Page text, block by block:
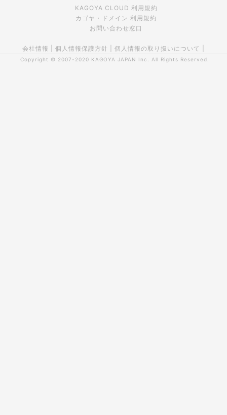
KAGOYA CLOUD 利用規約
カゴヤ・ドメイン 利用規約
お問い合わせ窓口
会社情報 個人情報保護方針 個人情報の取り扱いについて
Copyright © 2007-2020 KAGOYA JAPAN Inc. All Rights Reserved.